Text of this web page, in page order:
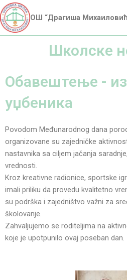
Skip
to
content
ОШ “Драгиша
Школске
Обавештење -
уџбеника
Povodom Međunarodnog dana
organizovane su zajedničke
nastavnika sa ciljem jačanja
vrednosti.
Kroz kreativne radionice, sportske
imali priliku da provedu kvalitetno
su podrška i zajedništvo važni za
školovanje.
Zahvaljujemo se roditeljima na
koje je upotpunilo ovaj poseban dan.